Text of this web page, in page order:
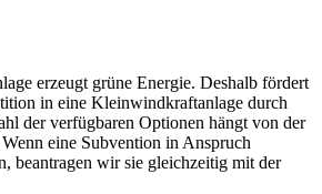
erzeugt grüne Energie. Deshalb fördert
in eine Kleinwindkraftanlage durch
der verfügbaren Optionen hängt von der
eine Subvention in Anspruch
beantragen wir sie gleichzeitig mit der